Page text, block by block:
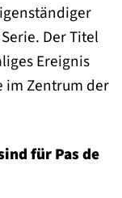
Der Titel
Ereignis
im Zentrum der
für Pas de